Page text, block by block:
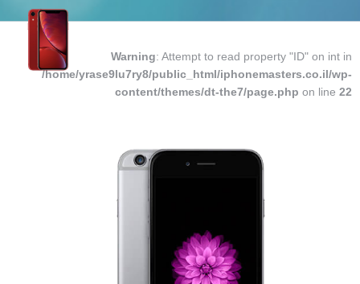
Warning: Attempt to read property "ID" on int in
/home/yrase9lu7ry8/public_html/iphonemasters.co.il/wp-
content/themes/dt-the7/page.php on line 22